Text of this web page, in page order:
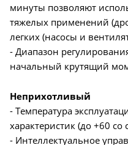
минуты позволяют
тяжелых применений
легких (насосы и
- Диапазон
начальный крутящий
Неприхотливый
- Температура
характеристик (до +60
- Интеллектуальное